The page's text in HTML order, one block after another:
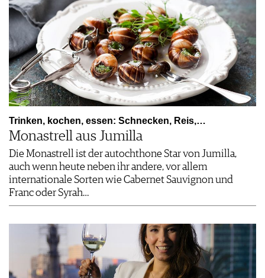
Trinken, kochen, essen: Schnecken, Reis,…
Monastrell aus Jumilla
Die Monastrell ist der autochthone Star von ­Jumilla,
auch wenn heute neben ihr andere, vor allem
internationale Sorten wie Cabernet Sauvignon und
Franc oder ­Syrah…